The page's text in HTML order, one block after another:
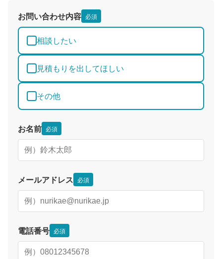
お問い合わせ内容 必須
相談したい
見積もりを出してほしい
その他
お名前 必須
メールアドレス 必須
電話番号 必須